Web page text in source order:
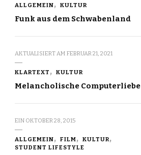
ALLGEMEIN KULTUR
Funk aus dem Schwabenland
AKTUALISIERT AM FEBRUAR 21, 2021
KLARTEXT KULTUR
Melancholische Computerliebe
EIN OKTOBER 28, 2015
ALLGEMEIN FILM
KULTUR
STUDENT LIFESTYLE